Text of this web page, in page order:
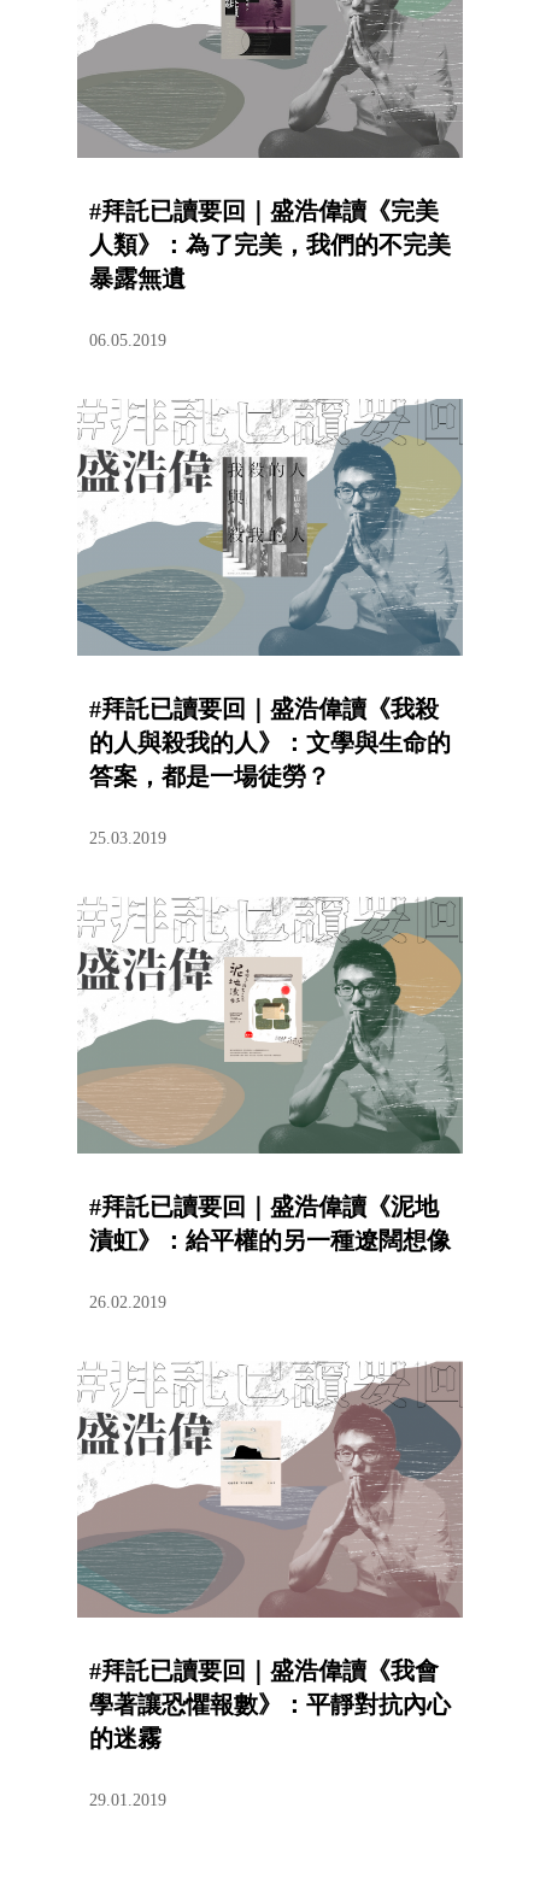
#拜託已讀要回｜盛浩偉讀《完美
人類》：為了完美，我們的不完美
暴露無遺
06.05.2019
#拜託已讀要回｜盛浩偉讀《我殺
的人與殺我的人》：文學與生命的
答案，都是一場徒勞？
25.03.2019
#拜託已讀要回｜盛浩偉讀《泥地
漬虹》：給平權的另一種遼闊想像
26.02.2019
#拜託已讀要回｜盛浩偉讀《我會
學著讓恐懼報數》：平靜對抗內心
的迷霧
29.01.2019